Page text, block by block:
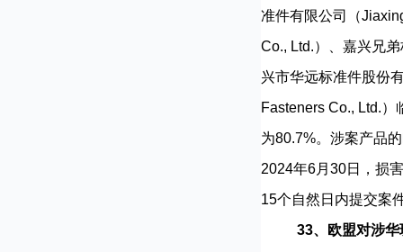
准件有限公司（
Co., Ltd.）、嘉兴兄
兴市华远标准件股份
Fasteners Co., Ltd.
为80.7%。涉案产品
2024年6月30日，损
15个自然日内提交案
33、欧盟对涉